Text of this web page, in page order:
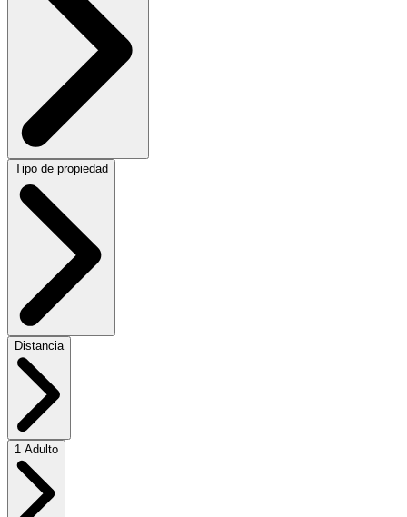
Tipo de propiedad
Distancia
1 Adulto